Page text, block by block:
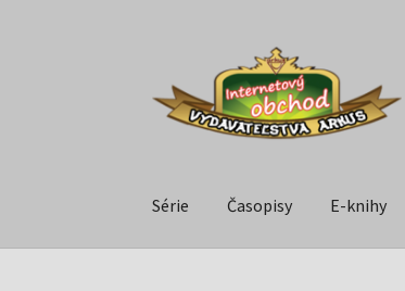
Série Časopisy E-knihy